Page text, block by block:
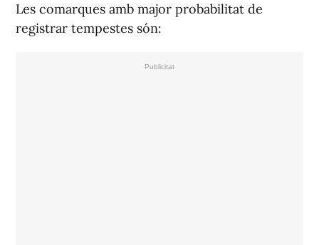
Les comarques amb major probabilitat de
registrar tempestes són: